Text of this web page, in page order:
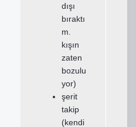
dışı
bıraktı
m.
kışın
zaten
bozulu
yor)
şerit
takip
(kendi